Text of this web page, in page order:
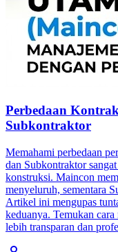
Perbedaan
Subkontraktor
Memahami perbedaan
dan Subkontraktor
konstruksi. Maincon
menyeluruh, sementara
Artikel ini mengupas
keduanya. Temukan
lebih transparan dan